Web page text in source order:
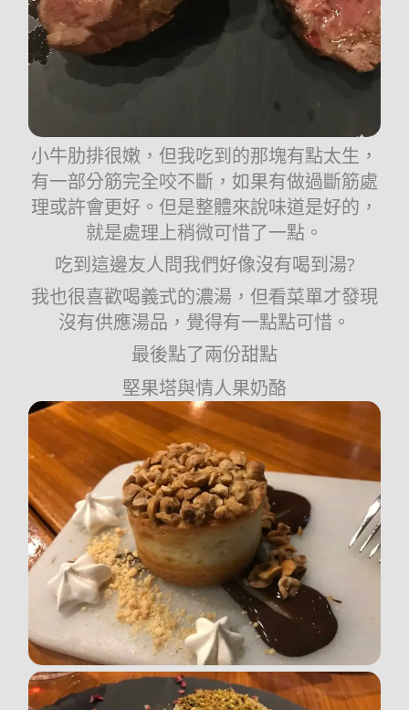
小牛肋排很嫩，但我吃到的那塊有點太生，
有一部分筋完全咬不斷，如果有做過斷筋處
理或許會更好。但是整體來說味道是好的，
就是處理上稍微可惜了一點。
吃到這邊友人問我們好像沒有喝到湯?
我也很喜歡喝義式的濃湯，但看菜單才發現
沒有供應湯品，覺得有一點點可惜。
最後點了兩份甜點
堅果塔與情人果奶酪